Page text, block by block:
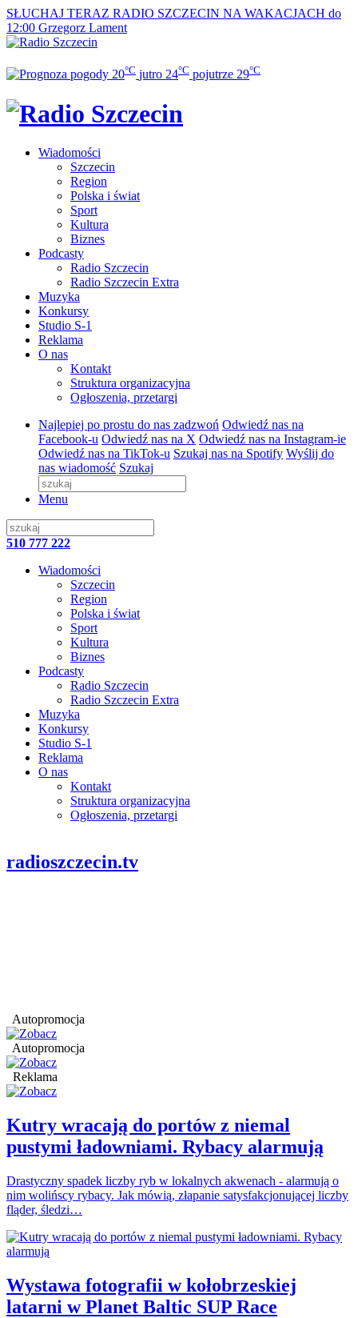
SŁUCHAJ TERAZ RADIO SZCZECIN NA WAKACJACH do
12:00 Grzegorz Lament
20°C jutro 24°C pojutrze 29°C
Wiadomości
Szczecin
Region
Polska i świat
Sport
Kultura
Biznes
Podcasty
Radio Szczecin
Radio Szczecin Extra
Muzyka
Konkursy
Studio S-1
Reklama
O nas
Kontakt
Struktura organizacyjna
Ogłoszenia, przetargi
Najlepiej po prostu do nas zadzwoń Odwiedź nas na
Facebook-u Odwiedź nas na X Odwiedź nas na Instagram-ie
Odwiedź nas na TikTok-u Szukaj nas na Spotify Wyślij do
nas wiadomość Szukaj
Menu
510 777 222
Wiadomości
Szczecin
Region
Polska i świat
Sport
Kultura
Biznes
Podcasty
Radio Szczecin
Radio Szczecin Extra
Muzyka
Konkursy
Studio S-1
Reklama
O nas
Kontakt
Struktura organizacyjna
Ogłoszenia, przetargi
radioszczecin.tv
Autopromocja
Autopromocja
Reklama
Kutry wracają do portów z niemal
pustymi ładowniami. Rybacy alarmują
Drastyczny spadek liczby ryb w lokalnych akwenach - alarmują o
nim wolińscy rybacy. Jak mówią, złapanie satysfakcjonującej liczby
fląder, śledzi…
Wystawa fotografii w kołobrzeskiej
latarni w Planet Baltic SUP Race